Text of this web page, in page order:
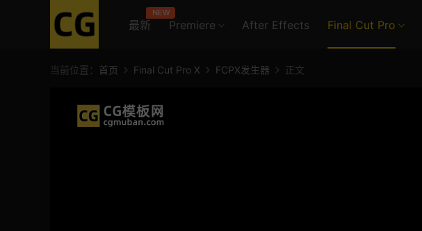
最新
NEW
Premiere After Effects Final Cut Pro
当前位置： 首页 Final Cut Pro X FCPX发生器 正文